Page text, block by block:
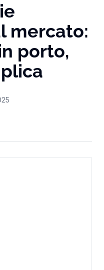
mercato:
porto,